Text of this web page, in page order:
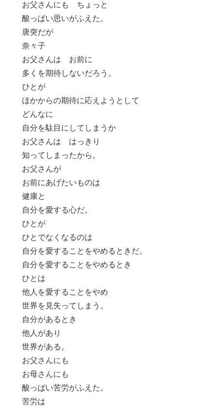
お父さんにも ちょっと
酸っぱい思いがふえた。
唐突だが
奈々子
お父さんは お前に
多くを期待しないだろう。
ひとが
ほかからの期待に応えようとして
どんなに
自分を駄目にしてしまうか
お父さんは はっきり
知ってしまったから。
お父さんが
お前にあげたいものは
健康と
自分を愛する心だ。
ひとが
ひとでなくなるのは
自分を愛することをやめるときだ。
自分を愛することをやめるとき
ひとは
他人を愛することをやめ
世界を見失ってしまう。
自分があるとき
他人があり
世界がある。
お父さんにも
お母さんにも
酸っぱい苦労がふえた。
苦労は